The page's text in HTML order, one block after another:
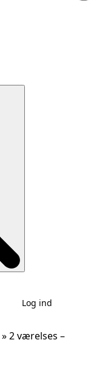
Log ind
»2 værelses –